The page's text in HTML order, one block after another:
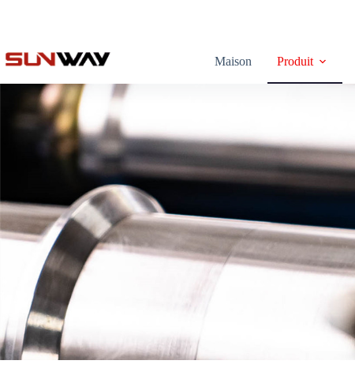
Maison Produit